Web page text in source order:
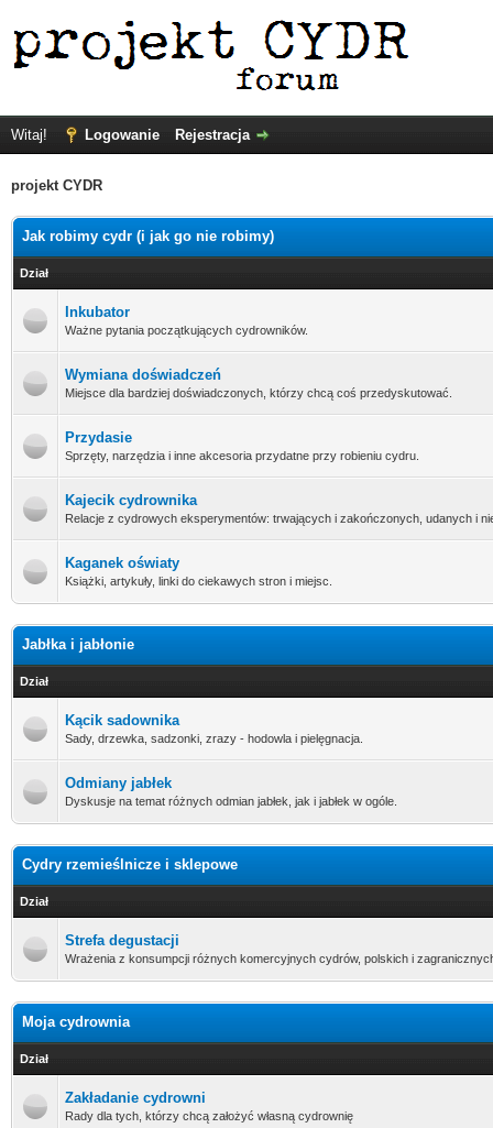
Witaj! Logowanie Rejestracja
projekt CYDR
Jak robimy cydr (i jak go nie robimy)
Dział
Inkubator
Ważne pytania początkujących cydrowników.
Wymiana doświadczeń
Miejsce dla bardziej doświadczonych, którzy chcą coś przedyskutować.
Przydasie
Sprzęty, narzędzia i inne akcesoria przydatne przy robieniu cydru.
Kajecik cydrownika
Relacje z cydrowych eksperymentów: trwających i zakończonych, udanych i
Kaganek oświaty
Książki, artykuły, linki do ciekawych stron i miejsc.
Jabłka i jabłonie
Dział
Kącik sadownika
Sady, drzewka, sadzonki, zrazy - hodowla i pielęgnacja.
Odmiany jabłek
Dyskusje na temat różnych odmian jabłek, jak i jabłek w ogóle.
Cydry rzemieślnicze i sklepowe
Dział
Strefa degustacji
Wrażenia z konsumpcji różnych komercyjnych cydrów, polskich i
Moja cydrownia
Dział
Zakładanie cydrowni
Rady dla tych, którzy chcą założyć własną cydrownię